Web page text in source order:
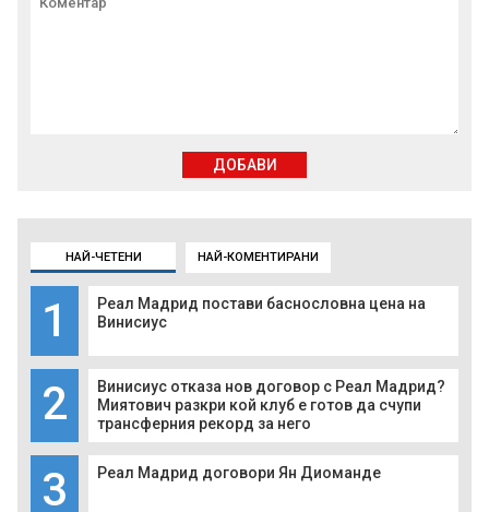
НАЙ-ЧЕТЕНИ НАЙ-КОМЕНТИРАНИ
1
Реал Мадрид постави баснословна цена на
Винисиус
2
Винисиус отказа нов договор с Реал Мадрид?
Миятович разкри кой клуб е готов да счупи
трансферния рекорд за него
3 Реал Мадрид договори Ян Диоманде
ДОБАВИ